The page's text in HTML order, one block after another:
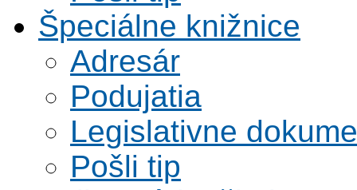
Špeciálne knižnice
Adresár
Podujatia
Legislativne
Pošli tip